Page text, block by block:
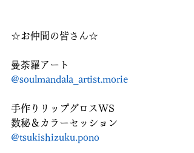
☆お仲間の皆さん☆
曼荼羅アート
@soulmandala_artist.morie
手作りリップグロスWS
数秘＆カラーセッション
@tsukishizuku.pono